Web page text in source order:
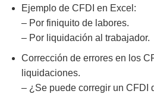
Ejemplo de CFDI en Excel:
– Por finiquito de labores.
– Por liquidación al trabajador.
Corrección de errores en los
liquidaciones.
– ¿Se puede corregir un CFDI